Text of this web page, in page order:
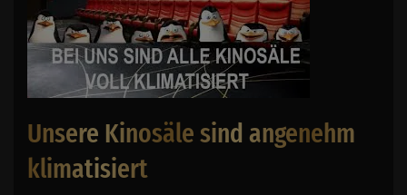
Unsere Kinosäle sind angenehm
klimatisiert